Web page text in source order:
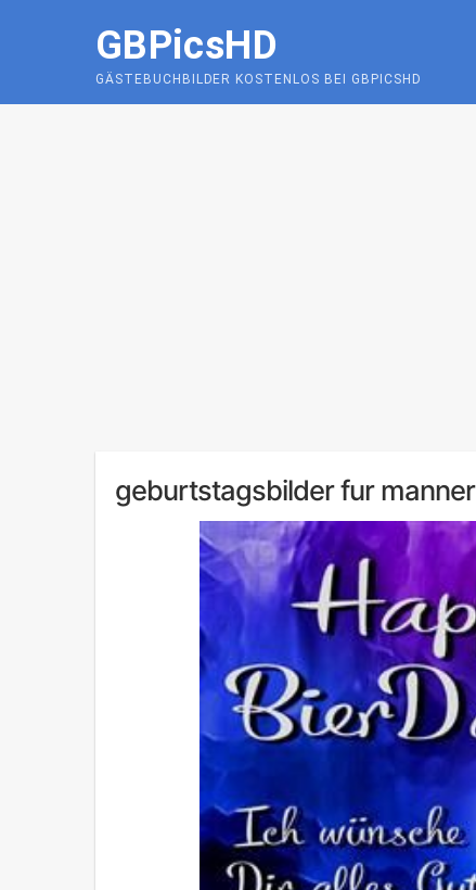
GBPicsHD
GÄSTEBUCHBILDER KOSTENLOS BEI GBPICSHD
geburtstagsbilder fur manner